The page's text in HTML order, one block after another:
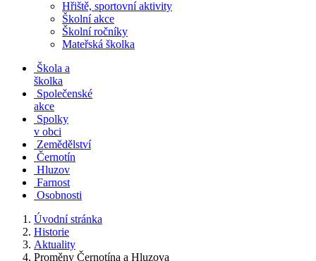
Hřiště, sportovní aktivity
Školní akce
Školní ročníky
Mateřská školka
Škola a
školka
Společenské
akce
Spolky
v obci
Zemědělství
Černotín
Hluzov
Farnost
Osobnosti
Úvodní stránka
Historie
Aktuality
Proměny Černotína a Hluzova